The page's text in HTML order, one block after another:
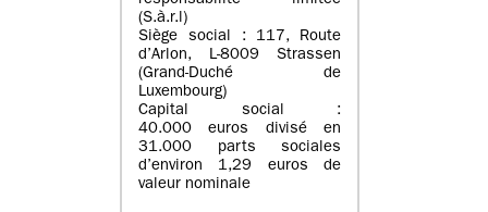
(S.à.r.l)
Siège social : 117, Route
d’Arlon, L-8009 Strassen
(Grand-Duché de
Luxembourg)
Capital social :
40.000 euros divisé en
31.000 parts sociales
d’environ 1,29 euros de
valeur nominale